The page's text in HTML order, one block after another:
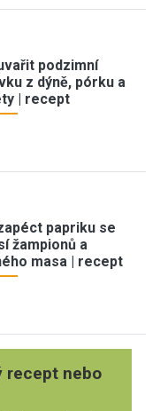
podzimní
z dýně, pórku a
| recept
papriku se
žampionů a
masa | recept
recept nebo